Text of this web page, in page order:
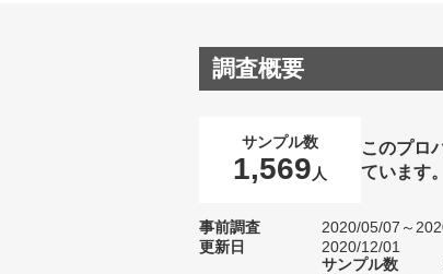
調査概要
サンプル数
1,569 人
このプロ
ています。
事前調査
2020/05/07～
更新日
2020/12/01
サンプル数